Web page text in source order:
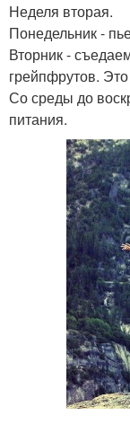
Неделя вторая.
Понедельник -
Вторник -
грейпфрутов.
Со среды до
питания.